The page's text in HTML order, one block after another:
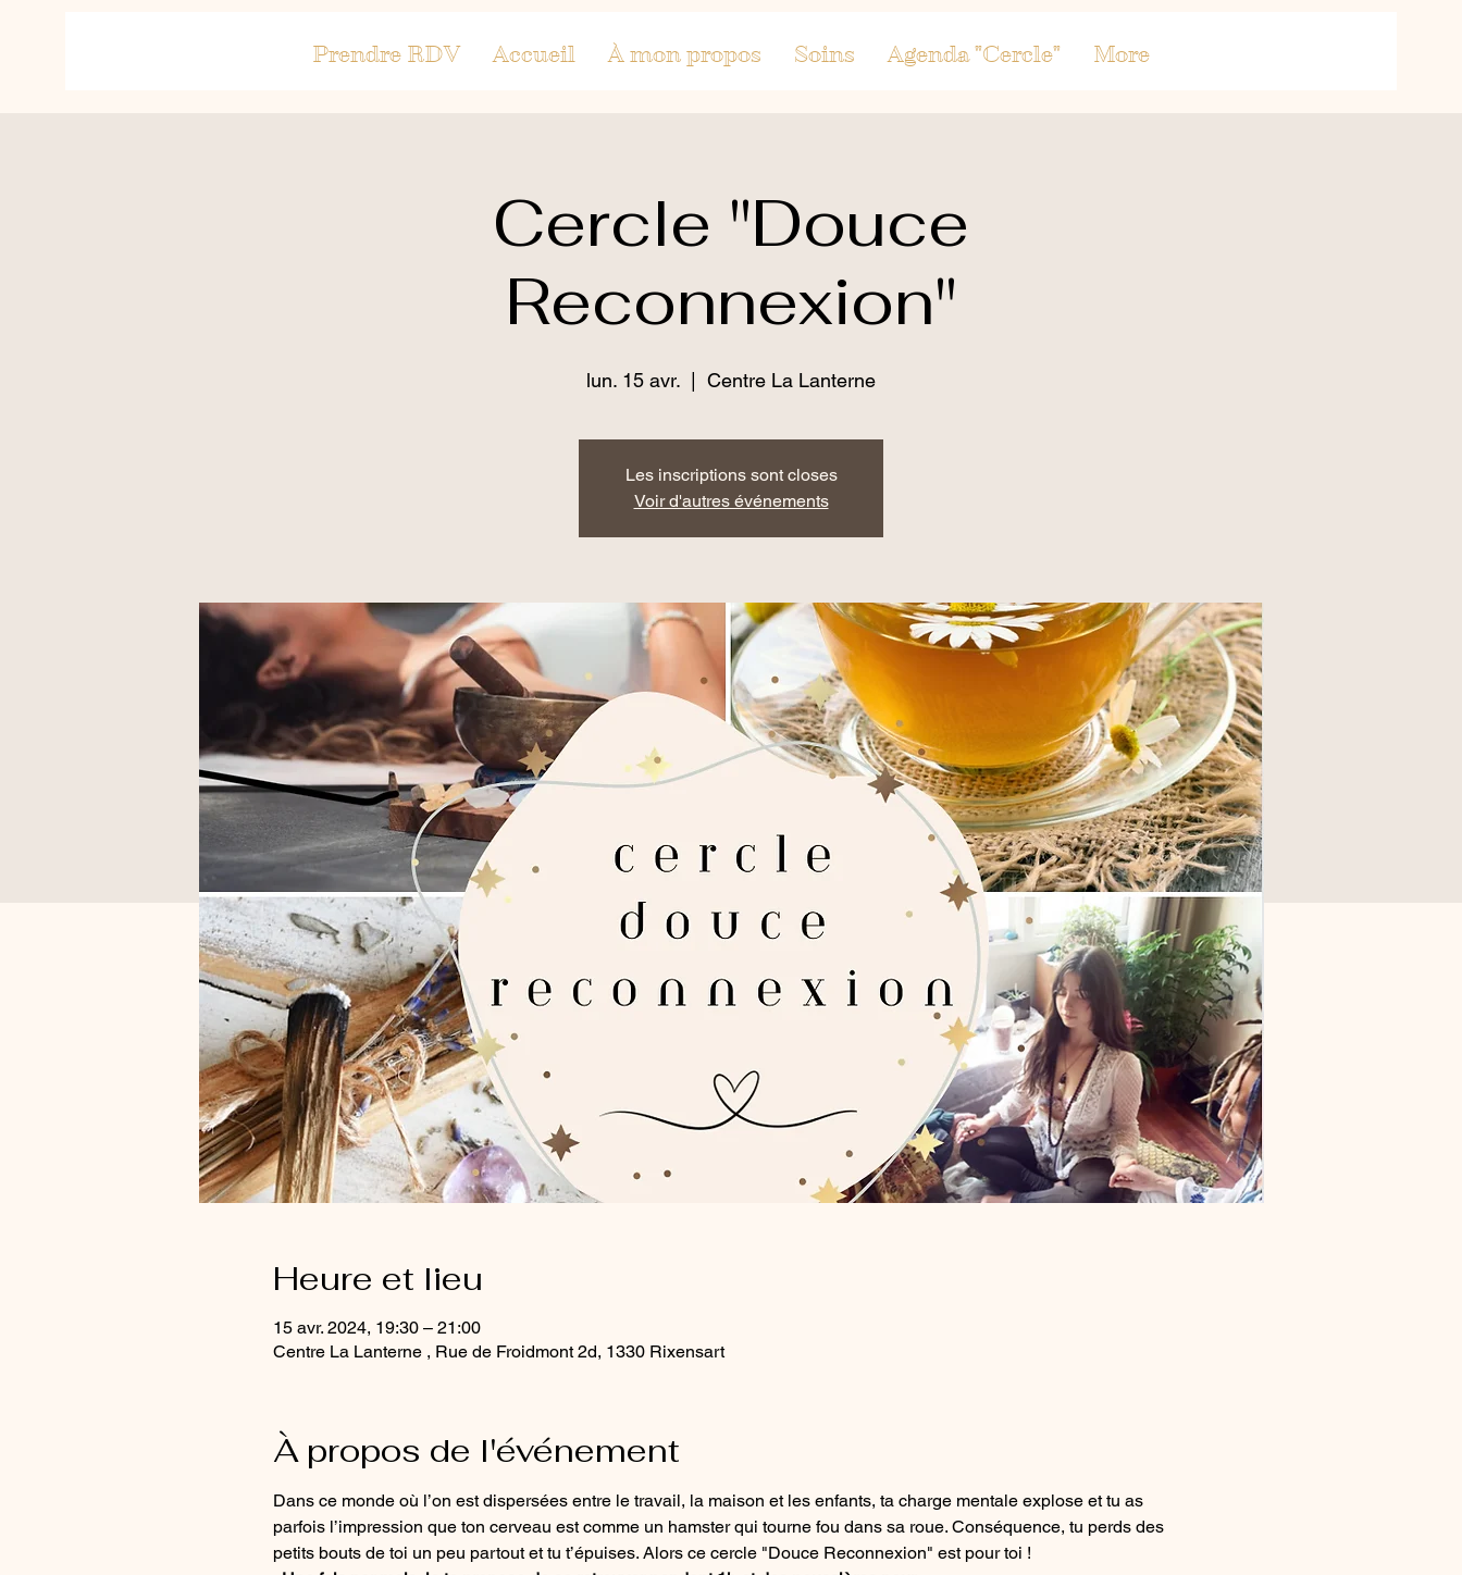
Prendre RDV Accueil À mon propos Soins Agenda "Cercle" More
Cercle "Douce
Reconnexion"
lun. 15 avr. Centre La Lanterne
Les inscriptions sont closes
Voir d'autres événements
Heure et lieu
15 avr. 2024, 19:30 – 21:00
Centre La Lanterne , Rue de Froidmont 2d, 1330 Rixensart
À propos de l'événement
Dans ce monde où l’on est dispersées entre le travail, la maison et les enfants, ta charge mentale explose et tu as
parfois l’impression que ton cerveau est comme un hamster qui tourne fou dans sa roue. Conséquence, tu perds des
petits bouts de toi un peu partout et tu t’épuises. Alors ce cercle "Douce Reconnexion" est pour toi !